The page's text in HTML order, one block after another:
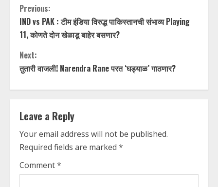
C
o
n
t
i
n
u
e
R
Previous:
IND vs PAK : टीम इंडिया विरुद्ध पाकिस्तानची संभाव्य Playing
11, कोणते दोन खेळाडू बाहेर बसणार?
Next:
तुतारी वाजली! Narendra Rane परत ‘घड्याळ’ गाठणार?
Leave a Reply
Your email address will not be published.
Required fields are marked *
Comment*